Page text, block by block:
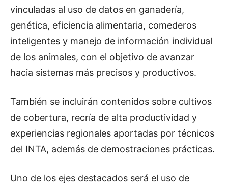
vinculadas al uso de datos en ganadería,
genética, eficiencia alimentaria, comederos
inteligentes y manejo de información individual
de los animales, con el objetivo de avanzar
hacia sistemas más precisos y productivos.
También se incluirán contenidos sobre cultivos
de cobertura, recría de alta productividad y
experiencias regionales aportadas por técnicos
del INTA, además de demostraciones prácticas.
Uno de los ejes destacados será el uso de